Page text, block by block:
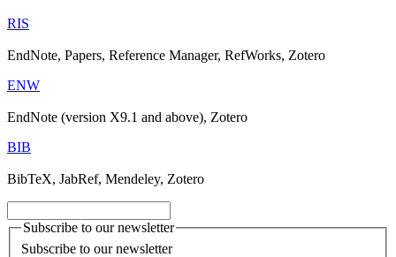
RIS
EndNote, Papers, Reference Manager, RefWorks, Zotero
ENW
EndNote (version X9.1 and above), Zotero
BIB
BibTeX, JabRef, Mendeley, Zotero
Subscribe to our newsletter
Subscribe to our newsletter